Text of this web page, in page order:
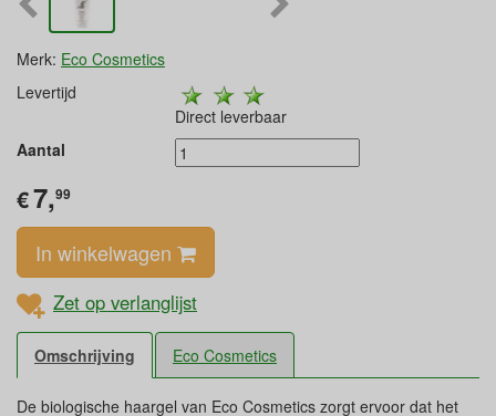
Merk: Eco Cosmetics
Levertijd
Direct leverbaar
Aantal
€7,99
In winkelwagen
Zet op verlanglijst
Omschrijving Eco Cosmetics
De biologische haargel van Eco Cosmetics zorgt ervoor dat het